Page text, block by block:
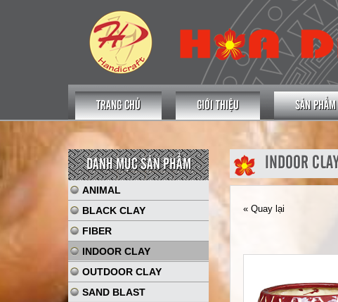
TRANG CHỦ GIỚI THIỆU SẢN PHẨM
DANH MỤC SẢN PHẨM
ANIMAL
BLACK CLAY
FIBER
INDOOR CLAY
OUTDOOR CLAY
SAND BLAST
INDOOR CLAY
« Quay lại